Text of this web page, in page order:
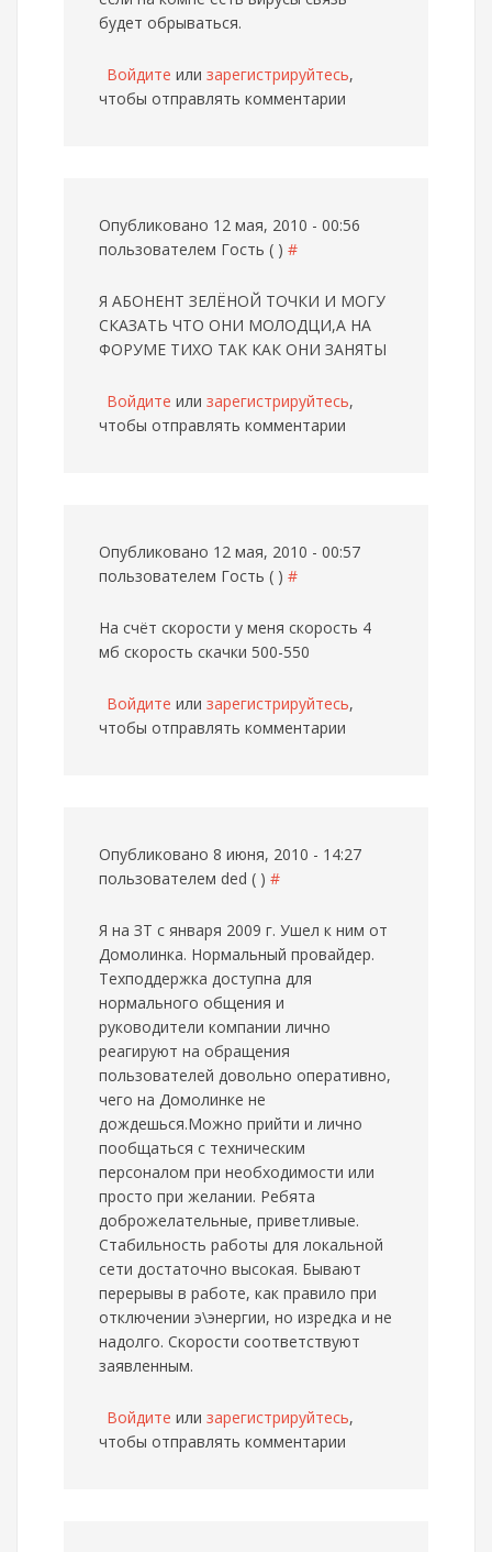
будет обрываться.
Войдите или зарегистрируйтесь,
чтобы отправлять комментарии
Опубликовано 12 мая, 2010 - 00:56
пользователем Гость ( ) #
Я АБОНЕНТ ЗЕЛЁНОЙ ТОЧКИ И МОГУ
СКАЗАТЬ ЧТО ОНИ МОЛОДЦИ,А НА
ФОРУМЕ ТИХО ТАК КАК ОНИ ЗАНЯТЫ
Войдите или зарегистрируйтесь,
чтобы отправлять комментарии
Опубликовано 12 мая, 2010 - 00:57
пользователем Гость ( ) #
На счёт скорости у меня скорость 4
мб скорость скачки 500-550
Войдите или зарегистрируйтесь,
чтобы отправлять комментарии
Опубликовано 8 июня, 2010 - 14:27
пользователем ded ( ) #
Я на ЗТ с января 2009 г. Ушел к ним от
Домолинка. Нормальный провайдер.
Техподдержка доступна для
нормального общения и
руководители компании лично
реагируют на обращения
пользователей довольно оперативно,
чего на Домолинке не
дождешься.Можно прийти и лично
пообщаться с техническим
персоналом при необходимости или
просто при желании. Ребята
доброжелательные, приветливые.
Стабильность работы для локальной
сети достаточно высокая. Бывают
перерывы в работе, как правило при
отключении э\энергии, но изредка и не
надолго. Скорости соответствуют
заявленным.
Войдите или зарегистрируйтесь,
чтобы отправлять комментарии